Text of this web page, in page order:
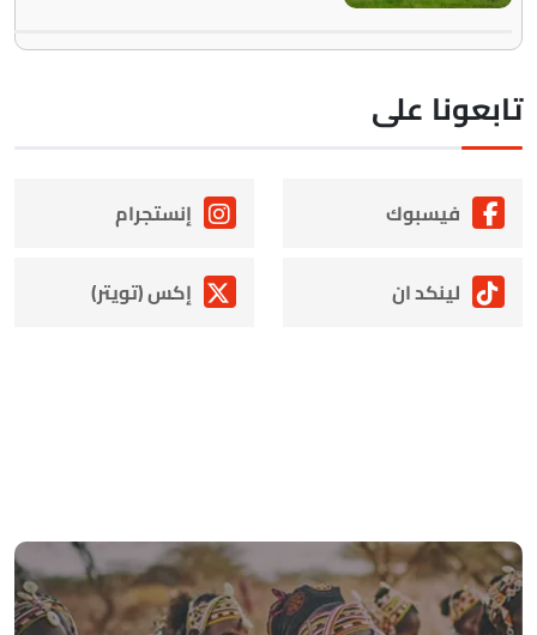
على
فيسبوك إنستجرام
لينكد ان إكس (تويتر)